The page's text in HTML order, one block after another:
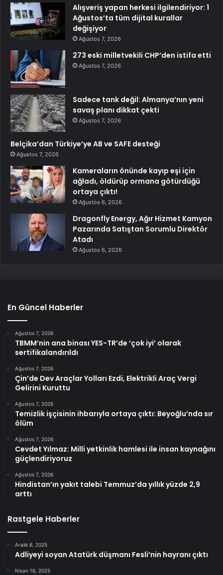
Alışveriş yapan herkesi ilgilendiriyor: 1
Ağustos’ta tüm dijital kurallar
değişiyor
Ağustos 7, 2026
273 eski milletvekili CHP’den istifa etti
Ağustos 7, 2026
Sadece tank değil: Almanya’nın yeni
savaş planı dikkat çekti
Ağustos 7, 2026
Belçika’dan Türkiye’ye AB ve SAFE desteği
Ağustos 7, 2026
Kameraların önünde kayıp eşi için
ağladı, öldürüp ormana götürdüğü
ortaya çıktı!
Ağustos 6, 2026
Dragonfly Energy, Ağır Hizmet Kamyon
Pazarında Satıştan Sorumlu Direktör
Atadı
Ağustos 6, 2026
En Güncel Haberler
Ağustos 7, 2026
TBMM’nin ana binası YES-TR’de ‘çok iyi’ olarak
sertifikalandırıldı
Ağustos 7, 2026
Çin’de Dev Araçlar Yolları Ezdi, Elektrikli Araç Vergi
Gelirini Kuruttu
Ağustos 7, 2026
Temizlik işçisinin ihbarıyla ortaya çıktı: Beyoğlu’nda sır
ölüm
Ağustos 7, 2026
Cevdet Yılmaz: Milli yetkinlik hamlesi ile insan kaynağını
güçlendiriyoruz
Ağustos 7, 2026
Hindistan’ın yakıt talebi Temmuz’da yıllık yüzde 2,9
arttı
Rastgele Haberler
Aralık 6, 2025
Adliyeyi soyan Atatürk düşmanı Fesli’nin hayranı çıktı
Nisan 16, 2025